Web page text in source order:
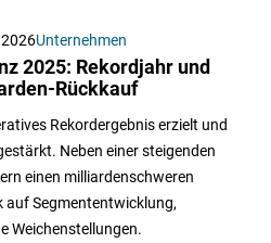
Unternehmen
2025: Rekordjahr und
Rückkauf
Rekordergebnis erzielt und
Neben einer steigenden
einen milliardenschweren
auf Segmententwicklung,
Weichenstellungen.